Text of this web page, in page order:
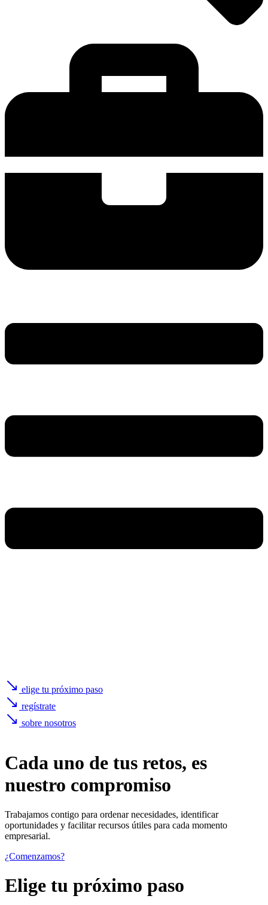
elige tu próximo paso
regístrate
sobre nosotros
Cada uno de tus retos, es
nuestro compromiso
Trabajamos contigo para ordenar necesidades, identificar
oportunidades y facilitar recursos útiles para cada momento
empresarial.
¿Comenzamos?
Elige tu próximo paso